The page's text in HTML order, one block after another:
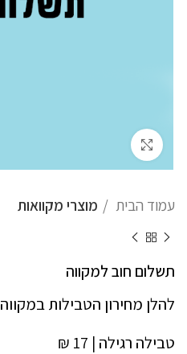
עמוד הבית מוצרי מקוואות
תשלום חוב למקווה
להלן מחירון הטבילות במקווה
טבילה רגילה | 17 ₪